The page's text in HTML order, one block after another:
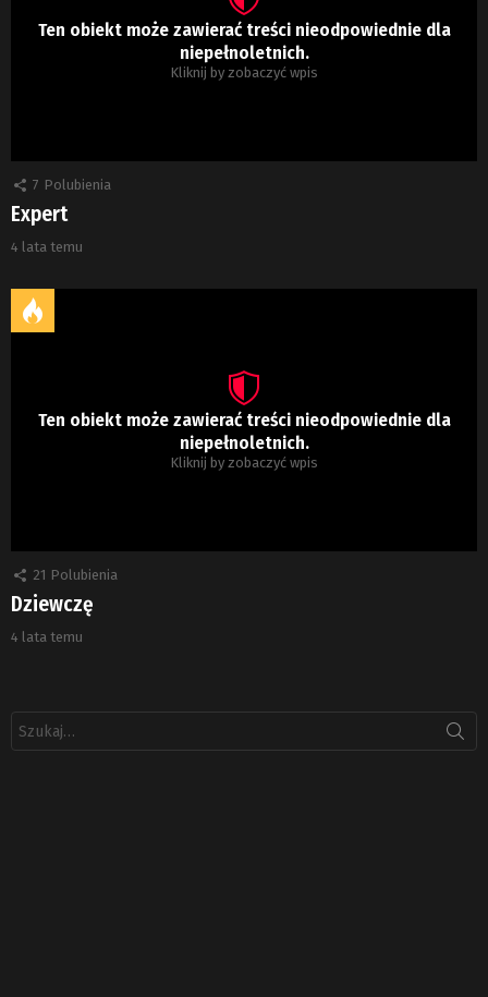
Ten obiekt może zawierać treści nieodpowiednie dla
niepełnoletnich.
Kliknij by zobaczyć wpis
7 Polubienia
Expert
4 lata temu
Ten obiekt może zawierać treści nieodpowiednie dla
niepełnoletnich.
Kliknij by zobaczyć wpis
21 Polubienia
Dziewczę
4 lata temu